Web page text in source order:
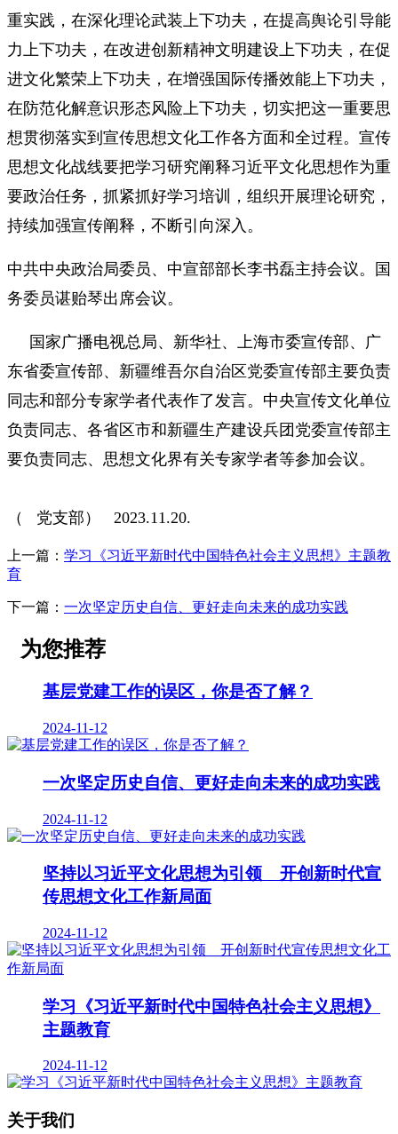
重实践，在深化理论武装上下功夫，在提高舆论引导能
力上下功夫，在改进创新精神文明建设上下功夫，在促
进文化繁荣上下功夫，在增强国际传播效能上下功夫，
在防范化解意识形态风险上下功夫，切实把这一重要思
想贯彻落实到宣传思想文化工作各方面和全过程。宣传
思想文化战线要把学习研究阐释习近平文化思想作为重
要政治任务，抓紧抓好学习培训，组织开展理论研究，
持续加强宣传阐释，不断引向深入。
中共中央政治局委员、中宣部部长李书磊主持会议。国
务委员谌贻琴出席会议。
国家广播电视总局、新华社、上海市委宣传部、广
东省委宣传部、新疆维吾尔自治区党委宣传部主要负责
同志和部分专家学者代表作了发言。中央宣传文化单位
负责同志、各省区市和新疆生产建设兵团党委宣传部主
要负责同志、思想文化界有关专家学者等参加会议。
（ 党支部） 2023.11.20.
上一篇： 学习《习近平新时代中国特色社会主义思想》主题教
育
下一篇： 一次坚定历史自信、更好走向未来的成功实践
为您推荐
基层党建工作的误区，你是否了解？
2024-11-12
一次坚定历史自信、更好走向未来的成功实践
2024-11-12
坚持以习近平文化思想为引领 开创新时代宣
传思想文化工作新局面
2024-11-12
学习《习近平新时代中国特色社会主义思想》
主题教育
2024-11-12
关于我们